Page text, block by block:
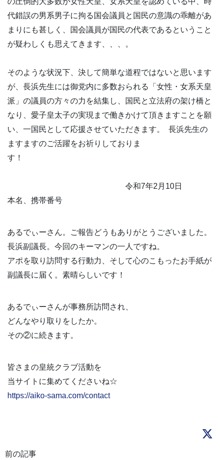
代錯誤の男系男子に拘る国会議員と国民の意識の乖離があ
まりにも甚しく、国会議員が国民の代表であるということ
が疑わしくも思えてきます、、、。
そのような状況下、決して簡単な道程ではないと思います
が、長浜先生には御党内に多数おられる「女性・女系天皇
派」の議員の方々の力を結集し、国民と立法府の架け橋と
なり、愛子皇太子の実現まで働きかけて頂きますことを願
い、一国民として応援させていただきます。 長浜先生の
ますますのご活躍をお祈りしておりま
す！
令和7年2月10日
本名、携帯番号
あるでぃーさん。ご報告どうもありがとうございました。
長浜副議長。今回のキーマンの一人ですね。
アポを取り訪問する行動力、そして心のこもったお手紙が
副議長に届く。素晴らしいです！
あるでぃーさんが事務所訪問され、
どんなやり取りをしたか。
その②に続きます。
皆さまの皇統クラブ活動を
当サイトに集めてくださいね☆
https://aiko-sama.com/contact
前の記事